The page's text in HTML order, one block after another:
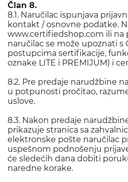
Član 8.
8.1. Naručilac ispunjava
kontakt / osnovne podatke.
www.certifiedshop.com ili na
naručilac se može upoznati s
postupcima sertifikacije,
oznake LITE i PREMIJUM) i
8.2. Pre predaje narudžbine
u potpunosti pročitao,
uslove.
8.3. Nakon predaje
prikazuje stranica sa
elektronske pošte naručilac
uspešnom podnošenju
će sledećih dana dobiti
naredne korake.